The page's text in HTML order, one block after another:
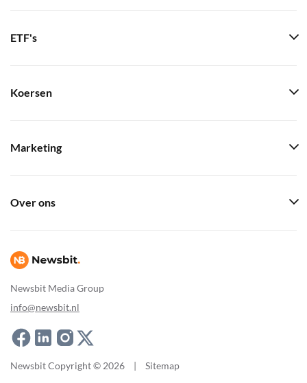
Newsbit Media Group
info@newsbit.nl
ETF's
Koersen
Marketing
Over ons
Newsbit Copyright © 2026 | Sitemap